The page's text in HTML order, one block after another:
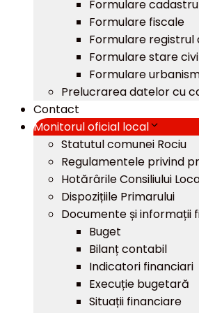
Formulare cadastru
Formulare fiscale
Formulare registrul
Formulare stare
Formulare
Prelucrarea datelor cu
Contact
Monitorul oficial local
Statutul comunei Rociu
Regulamentele privind
Hotărârile Consiliului
Dispozițiile Primarului
Documente și informații
Buget
Bilanț contabil
Indicatori financiari
Execuție bugetară
Situații financiare